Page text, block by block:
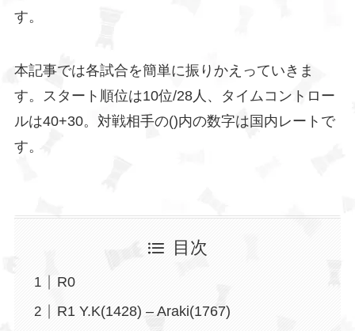
す。
本記事では各試合を簡単に振りかえっていきま
す。スタート順位は10位/28人、タイムコントロー
ルは40+30。対戦相手の()内の数字は国内レートで
す。
目次
R0
R1 Y.K(1428) – Araki(1767)